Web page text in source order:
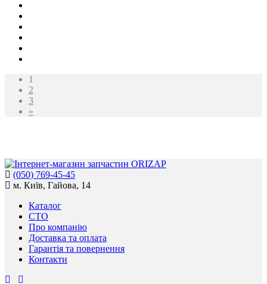
1
2
3
»
(050) 769-45-45
м. Київ, Гайова, 14
Каталог
СТО
Про компанію
Доставка та оплата
Гарантія та повернення
Контакти